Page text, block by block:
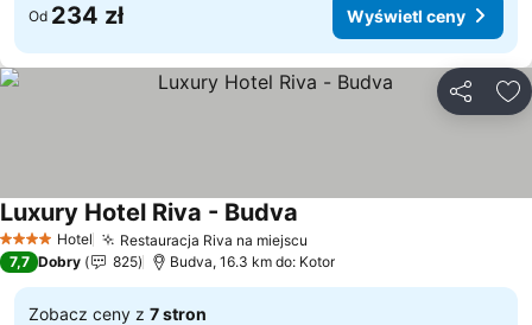
Od 234 zł Wyświetl ceny
4 KategoriaHotel Restauracja Riva na miejscu
Luxury Hotel Riva - Budva
7,7 Dobry 825 Budva, 16.3 km do: Kotor
Zobacz ceny z 7 stron